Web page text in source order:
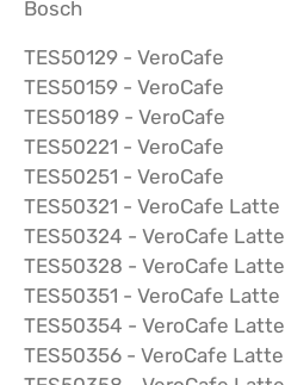
Bosch
TES50129 - VeroCafe
TES50159 - VeroCafe
TES50189 - VeroCafe
TES50221 - VeroCafe
TES50251 - VeroCafe
TES50321 - VeroCafe Latte
TES50324 - VeroCafe Latte
TES50328 - VeroCafe Latte
TES50351 - VeroCafe Latte
TES50354 - VeroCafe Latte
TES50356 - VeroCafe Latte